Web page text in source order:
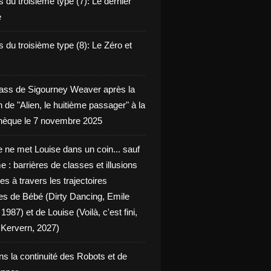
du troisième type (8): Le Zéro et
de Sigourney Weaver après la
de "Alien, le huitième passager" à la
le 7 novembre 2025
ne met Louise dans un coin... sauf
: barrières de classes et illusions
à travers les trajectoires
de Bébé (Dirty Dancing, Emile
et de Louise (Voilà, c'est fini,
2027)
la continuité des Robots et de